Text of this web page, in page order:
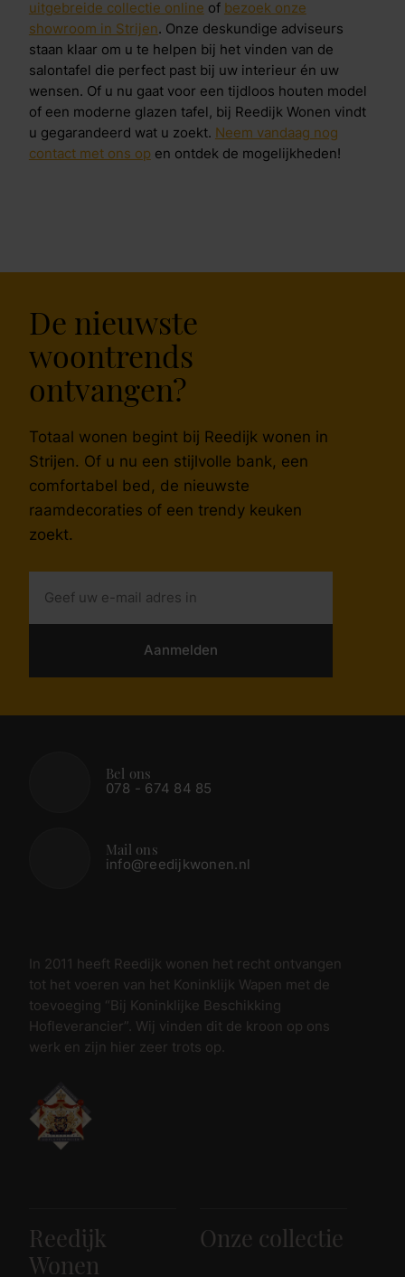
uitgebreide collectie online of bezoek onze
showroom in Strijen. Onze deskundige adviseurs
staan klaar om u te helpen bij het vinden van de
salontafel die perfect past bij uw interieur én uw
wensen. Of u nu gaat voor een tijdloos houten model
of een moderne glazen tafel, bij Reedijk Wonen vindt
u gegarandeerd wat u zoekt. Neem vandaag nog
contact met ons op en ontdek de mogelijkheden!
De nieuwste
woontrends
ontvangen?
Totaal wonen begint bij Reedijk wonen in
Strijen. Of u nu een stijlvolle bank, een
comfortabel bed, de nieuwste
raamdecoraties of een trendy keuken
zoekt.
Aanmelden
Bel ons
078 - 674 84 85
Mail ons
info@reedijkwonen.nl
In 2011 heeft Reedijk wonen het recht ontvangen
tot het voeren van het Koninklijk Wapen met de
toevoeging “Bij Koninklijke Beschikking
Hofleverancier”. Wij vinden dit de kroon op ons
werk en zijn hier zeer trots op.
Reedijk
Wonen
Onze collectie